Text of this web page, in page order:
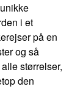
i et
på en
og så
størrelser,
den